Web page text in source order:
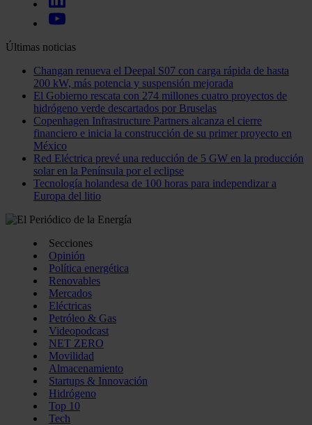
Últimas noticias
Changan renueva el Deepal S07 con carga rápida de hasta
200 kW, más potencia y suspensión mejorada
El Gobierno rescata con 274 millones cuatro proyectos de
hidrógeno verde descartados por Bruselas
Copenhagen Infrastructure Partners alcanza el cierre
financiero e inicia la construcción de su primer proyecto en
México
Red Eléctrica prevé una reducción de 5 GW en la producción
solar en la Península por el eclipse
Tecnología holandesa de 100 horas para independizar a
Europa del litio
Secciones
Opinión
Política energética
Renovables
Mercados
Eléctricas
Petróleo & Gas
Videopodcast
NET ZERO
Movilidad
Almacenamiento
Startups & Innovación
Hidrógeno
Top 10
Tech